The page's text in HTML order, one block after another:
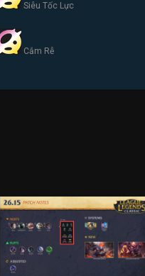
Siêu Tốc Lực
Cắm Rễ